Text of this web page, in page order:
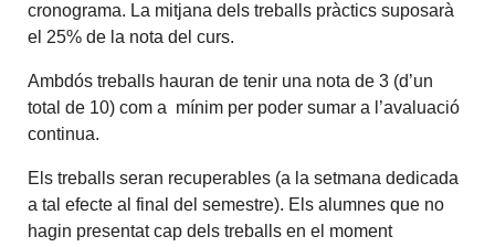
cronograma. La mitjana dels treballs pràctics suposarà
el 25% de la nota del curs.
Ambdós treballs hauran de tenir una nota de 3 (d’un
total de 10) com a mínim per poder sumar a l’avaluació
continua.
Els treballs seran recuperables (a la setmana dedicada
a tal efecte al final del semestre). Els alumnes que no
hagin presentat cap dels treballs en el moment